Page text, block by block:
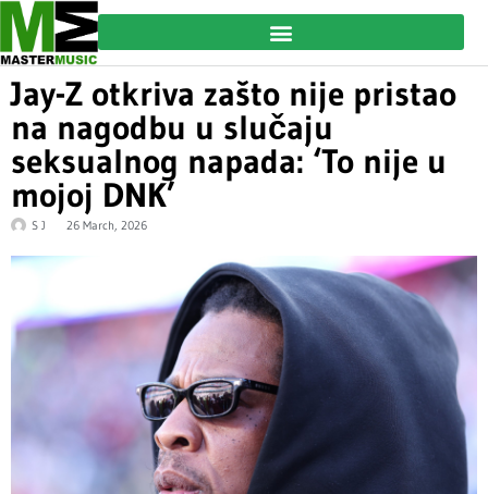
Jay-Z otkriva zašto nije pristao
na nagodbu u slučaju
seksualnog napada: ‘To nije u
mojoj DNK’
S J 26 March, 2026